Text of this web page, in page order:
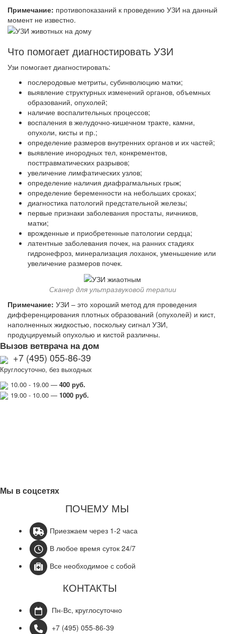
Примечание: противопоказаний к проведению УЗИ на данный
момент не известно.
Что помогает диагностировать УЗИ
Узи помогает диагностировать:
послеродовые метриты, субинволюцию матки;
выявление структурных изменений органов, объемных
образований, опухолей;
наличие воспалительных процессов;
воспаления в желудочно-кишечном тракте, камни,
опухоли, кисты и пр.;
определение размеров внутренних органов и их частей;
выявление инородных тел, конкрементов,
посттравматических разрывов;
увеличение лимфатических узлов;
определение наличия диафрагмальных грыж;
определение беременности на небольших сроках;
диагностика патологий предстательной железы;
первые признаки заболевания простаты, яичников,
матки;
врожденные и приобретенные патологии сердца;
латентные заболевания почек, на ранних стадиях
гидронефроз, минерализация лоханок, уменьшение или
увеличение размеров почек.
Сканер для ультразвуковой терапии
Примечание: УЗИ – это хороший метод для проведения
дифференцирования плотных образований (опухолей) и кист,
наполненных жидкостью, поскольку сигнал УЗИ,
продуцируемый опухолью и кистой различны.
Вызов ветврача на дом
+7 (495) 055-86-39
Круглосуточно, без выходных
10.00 - 19.00 — 400 руб.
19.00 - 10.00 — 1000 руб.
Мы в соцсетях
ПОЧЕМУ МЫ
Приезжаем через 1-2 часа
В любое время суток 24/7
Все необходимое с собой
КОНТАКТЫ
Пн-Вс, круглосуточно
+7 (495) 055-86-39